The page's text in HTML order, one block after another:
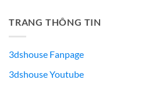
TRANG THÔNG TIN
3dshouse Fanpage
3dshouse Youtube